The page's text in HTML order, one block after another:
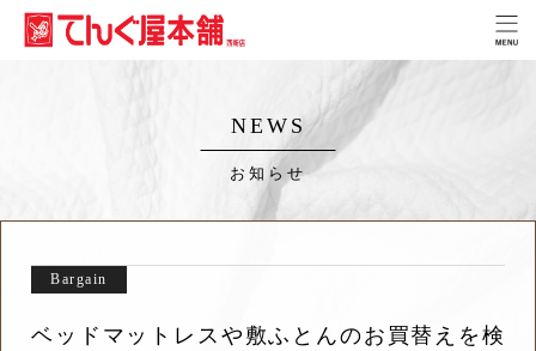
NEWS
お知らせ
ベッドマットレスや敷ふとんのお買替えを検
Bargain